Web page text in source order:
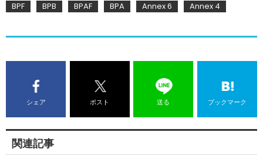
BPF
BPB BPAF BPA Annex 6 Annex 4
シェア ポスト 送る ブックマーク
関連記事